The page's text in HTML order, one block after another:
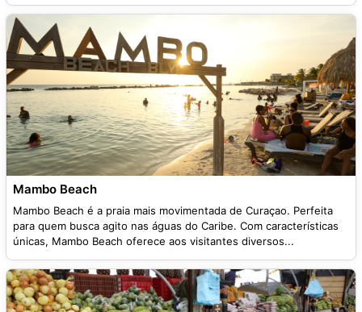
Mambo Beach
Mambo Beach é a praia mais movimentada de Curaçao. Perfeita
para quem busca agito nas águas do Caribe. Com características
únicas, Mambo Beach oferece aos visitantes diversos...